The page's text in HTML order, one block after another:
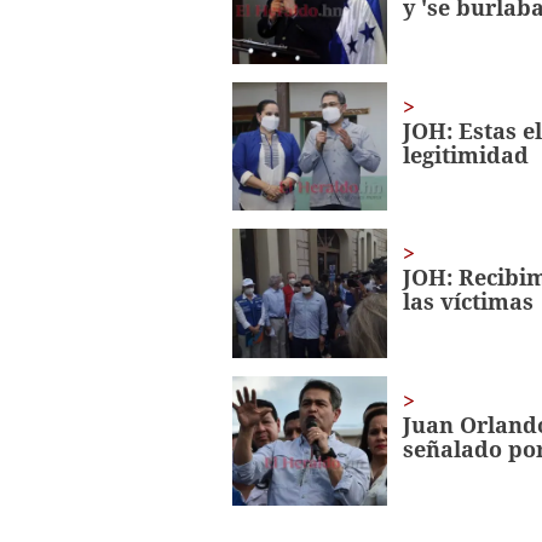
secondsVolume
0%
y 'se
JOH: Estas
legitimidad
JOH:
las víctimas
Juan
señalado